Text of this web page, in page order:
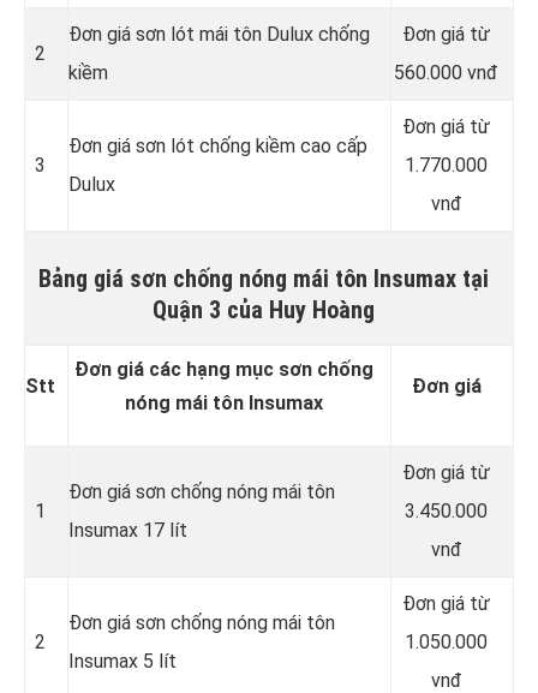
2
Đơn giá sơn lót mái tôn Dulux chống
kiềm
Đơn giá từ
560.000 vnđ
3
Đơn giá sơn lót chống kiềm cao cấp
Dulux
Đơn giá từ
1.770.000
vnđ
Bảng giá sơn chống nóng mái tôn Insumax tại
Quận 3 của Huy Hoàng
Stt
Đơn giá các hạng mục sơn chống
nóng mái tôn Insumax
Đơn giá
1
Đơn giá sơn chống nóng mái tôn
Insumax 17 lít
Đơn giá từ
3.450.000
vnđ
2
Đơn giá sơn chống nóng mái tôn
Insumax 5 lít
Đơn giá từ
1.050.000
vnđ